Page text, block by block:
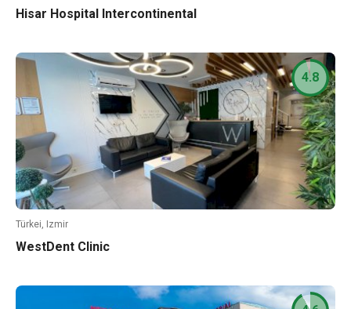
Hisar Hospital Intercontinental
Türkei, Izmir
WestDent Clinic
4.8